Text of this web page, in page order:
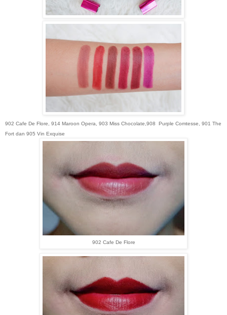
902 Cafe De Flore, 914 Maroon Opera, 903 Miss Chocolate, 908
Purple Comtesse, 901 The
Fort dan 905 Vin Exquise
902 Cafe De Flore